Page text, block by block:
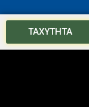
ΤΑΧΥΤΗΤΑ